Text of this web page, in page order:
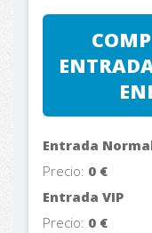
Entrada
Precio: 0 €
Entrada VIP
Precio: 0 €